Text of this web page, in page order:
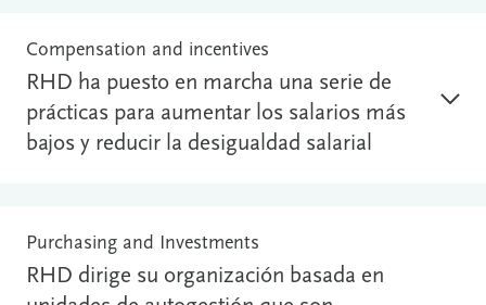
Compensation and incentives
RHD ha puesto en marcha una serie de
prácticas para aumentar los salarios más
bajos y reducir la desigualdad salarial
Purchasing and Investments
RHD dirige su organización basada en